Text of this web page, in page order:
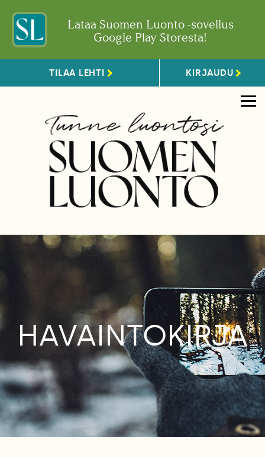
Lataa Suomen Luonto -sovellus
Google Play Storesta!
TILAA LEHTI KIRJAUDU
HAVAINTOKIRJA